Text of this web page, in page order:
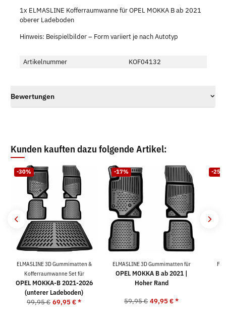
1x ELMASLINE Kofferraumwanne für OPEL MOKKA B ab 2021
oberer Ladeboden
Hinweis: Beispielbilder – Form variiert je nach Autotyp
Artikelnummer KOF04132
Bewertungen
Kunden kauften dazu folgende Artikel:
-30%
ELMASLINE 3D Gummimatten &
Kofferraumwanne Set für
OPEL MOKKA-B 2021-2026
(unterer Ladeboden)
99,95 € 69,95 €*
-17%
ELMASLINE 3D Gummimatten für
OPEL MOKKA B ab 2021 |
Hoher Rand
59,95 € 49,95 €*
-25%